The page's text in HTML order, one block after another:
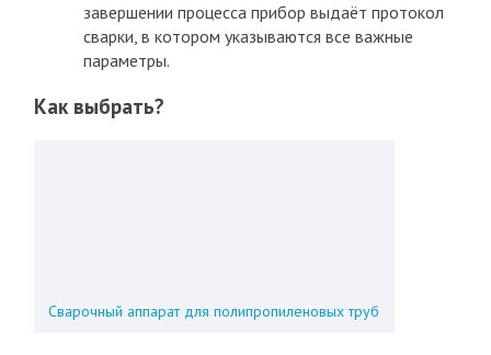
завершении процесса прибор выдаёт протокол
сварки, в котором указываются все важные
параметры.
Как выбрать?
Сварочный аппарат для полипропиленовых труб